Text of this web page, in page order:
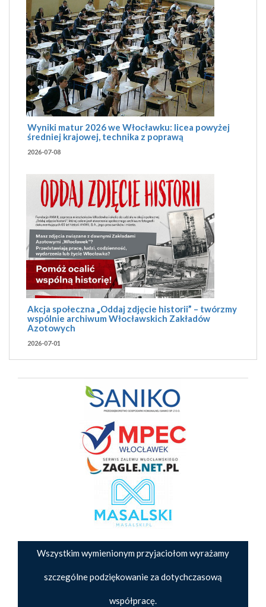
Wyniki matur 2026 we Włocławku: licea powyżej
średniej krajowej, technika z poprawą
2026-07-08
Akcja społeczna „Oddaj zdjęcie historii” – twórzmy
wspólnie archiwum Włocławskich Zakładów
Azotowych
2026-07-01
Wszystkim wymienionym przyjaciołom wyrażamy
szczególne podziękowanie za dotychczasową
współpracę.